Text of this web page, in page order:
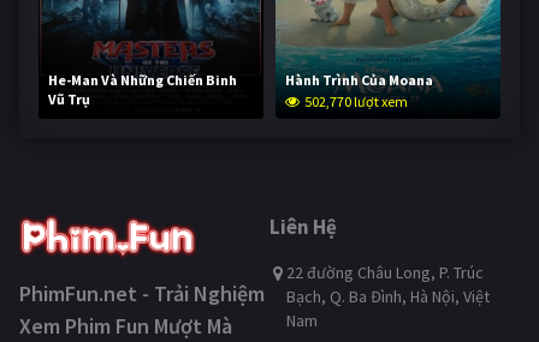
He-Man Và Những Chiến Binh
Vũ Trụ
252,690 lượt xem
Hành Trình Của Moana
502,770 lượt xem
PhimFun.net - Trải Nghiệm
Xem Phim Fun Mượt Mà
Liên Hệ
22 đường Châu Long, P. Trúc
Bạch, Q. Ba Đình, Hà Nội, Việt
Nam